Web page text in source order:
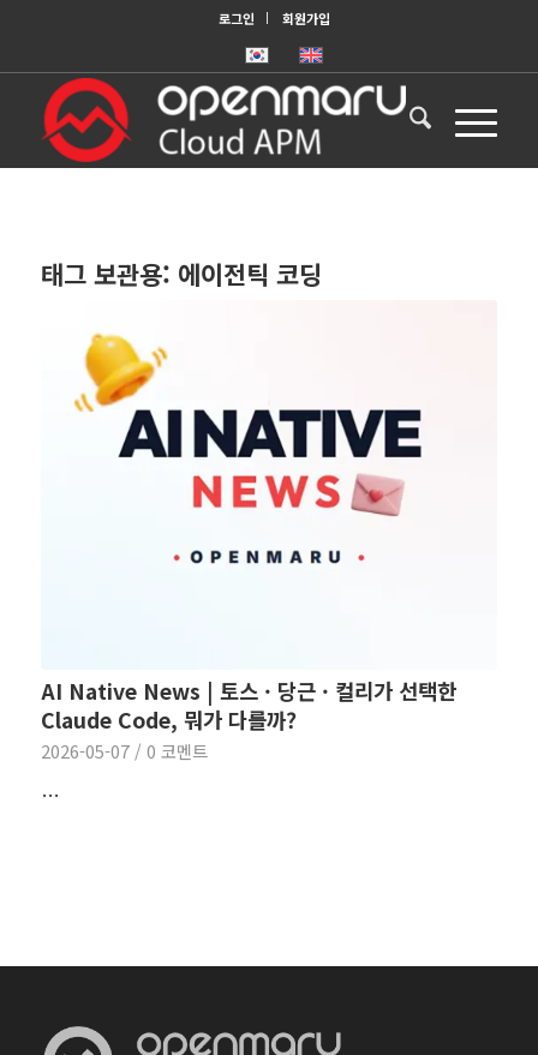
로그인 회원가입
태그 보관용: 에이전틱 코딩
AI Native News | 토스 · 당근 · 컬리가 선택한
Claude Code, 뭐가 다를까?
2026-05-07 / 0 코멘트
…